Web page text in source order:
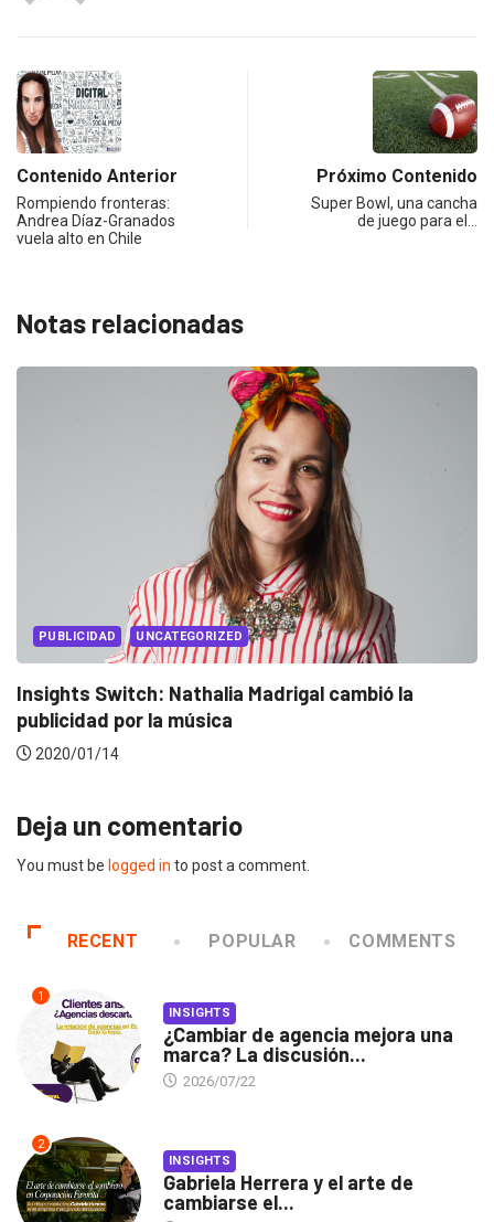
Contenido Anterior
Rompiendo fronteras:
Andrea Díaz-Granados
vuela alto en Chile
Próximo Contenido
Super Bowl, una cancha
de juego para el…
Notas relacionadas
EVENTOS LUX AWARDS
Conoce a los ganadores de Lux Awards 2019
2019/12/04
Deja un comentario
You must be logged in to post a comment.
RECENT POPULAR COMMENTS
1
INSIGHTS
¿Cambiar de agencia mejora una
marca? La discusión...
2026/07/22
2
INSIGHTS
Gabriela Herrera y el arte de
cambiarse el...